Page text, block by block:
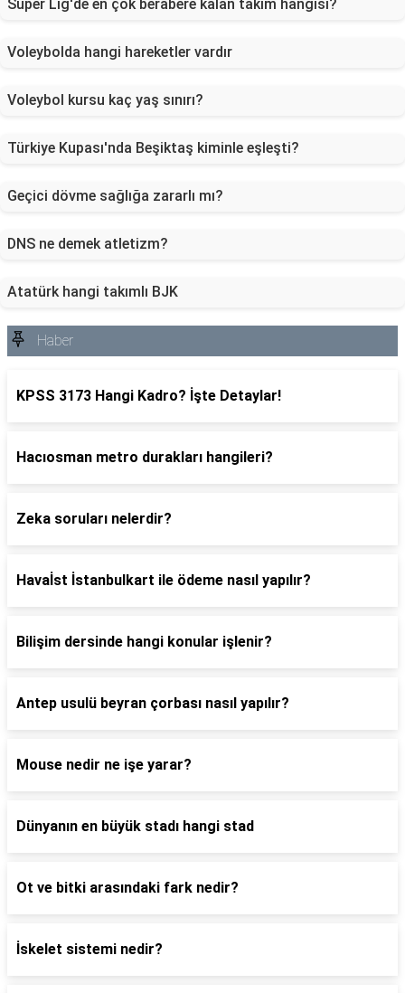
Süper Lig'de en çok berabere kalan takım hangisi?
Voleybolda hangi hareketler vardır
Voleybol kursu kaç yaş sınırı?
Türkiye Kupası'nda Beşiktaş kiminle eşleşti?
Geçici dövme sağlığa zararlı mı?
DNS ne demek atletizm?
Atatürk hangi takımlı BJK
Haber
KPSS 3173 Hangi Kadro? İşte Detaylar!
Hacıosman metro durakları hangileri?
Zeka soruları nelerdir?
Havaİst İstanbulkart ile ödeme nasıl yapılır?
Bilişim dersinde hangi konular işlenir?
Antep usulü beyran çorbası nasıl yapılır?
Mouse nedir ne işe yarar?
Dünyanın en büyük stadı hangi stad
Ot ve bitki arasındaki fark nedir?
İskelet sistemi nedir?